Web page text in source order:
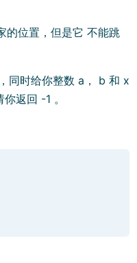
的位置，但是它 不能跳
同时给你整数 a， b 和 x
返回 -1 。